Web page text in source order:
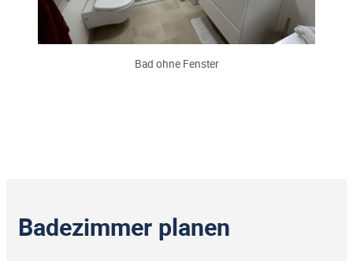
Bad ohne Fenster
Badezimmer planen